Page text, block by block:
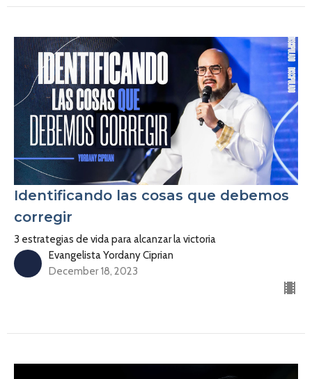
Identificando las cosas que debemos
corregir
3 estrategias de vida para alcanzar la victoria
Evangelista Yordany Ciprian
December 18, 2023